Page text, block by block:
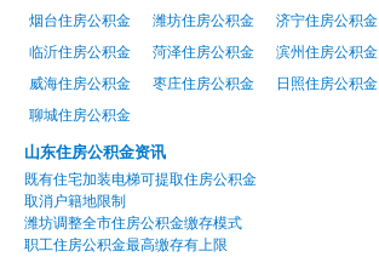
烟台住房公积金
潍坊住房公积金 济宁住房公积金
临沂住房公积金
菏泽住房公积金 滨州住房公积金
威海住房公积金
枣庄住房公积金 日照住房公积金
聊城住房公积金
山东住房公积金资讯
既有住宅加装电梯可提取住房公积金
取消户籍地限制
潍坊调整全市住房公积金缴存模式
职工住房公积金最高缴存有上限